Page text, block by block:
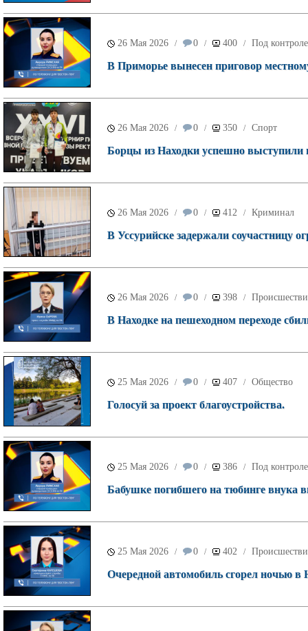
26 Мая 2026 / 0 / 400 / Под
В Приморье вынесен приговор
26 Мая 2026 / 0 / 350 / Спорт
Борцы из Находки успешно выступили
26 Мая 2026 / 0 / 412 / Криминал
В Уссурийске задержали соучастницу
26 Мая 2026 / 0 / 398 /
В Находке на пешеходном переходе
25 Мая 2026 / 0 / 407 / Общество
Голосуй за проект благоустройства.
25 Мая 2026 / 0 / 386 / Под
Бабушке погибшего на тюбинге внука
25 Мая 2026 / 0 / 402 /
Очередной автомобиль сгорел ночью в